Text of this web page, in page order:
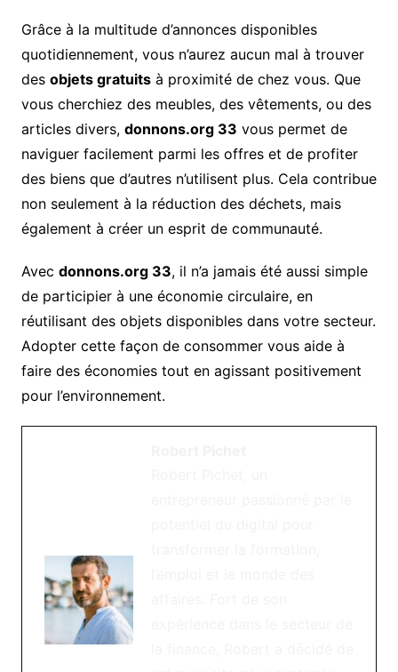
Grâce à la multitude d’annonces disponibles
quotidiennement, vous n’aurez aucun mal à trouver
des objets gratuitsà proximité de chez vous. Que
vous cherchiez des meubles, des vêtements, ou des
articles divers, donnons.org 33 vous permet de
naviguer facilement parmi les offres et de profiter
des biens que d’autres n’utilisent plus. Cela contribue
non seulement à la réduction des déchets, mais
également à créer un esprit de communauté.
Avec donnons.org 33, il n’a jamais été aussi simple
de participier à une économie circulaire, en
réutilisant des objets disponibles dans votre secteur.
Adopter cette façon de consommer vous aide à
faire des économies tout en agissant positivement
pour l’environnement.